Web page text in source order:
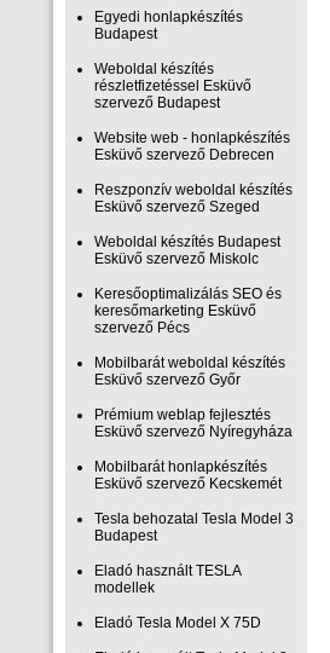
Egyedi honlapkészítés
Budapest
Weboldal készítés
részletfizetéssel Esküvő
szervező Budapest
Website web - honlapkészítés
Esküvő szervező Debrecen
Reszponzív weboldal készítés
Esküvő szervező Szeged
Weboldal készítés Budapest
Esküvő szervező Miskolc
Keresőoptimalizálás SEO és
keresőmarketing Esküvő
szervező Pécs
Mobilbarát weboldal készítés
Esküvő szervező Győr
Prémium weblap fejlesztés‎
Esküvő szervező Nyíregyháza
Mobilbarát honlapkészítés
Esküvő szervező Kecskemét
Tesla behozatal Tesla Model 3
Budapest
Eladó használt TESLA
modellek
Eladó Tesla Model X 75D